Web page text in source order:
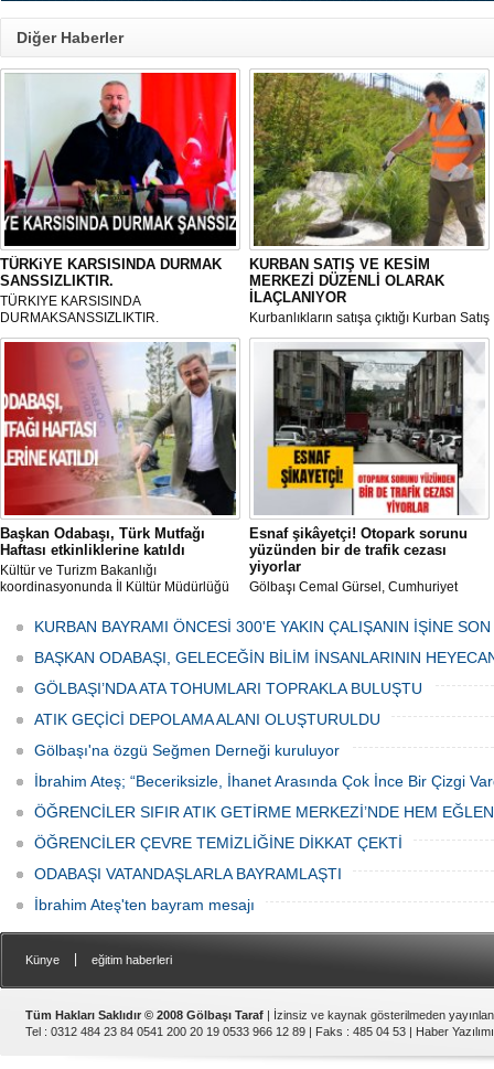
Diğer Haberler
TÜRKiYE KARSISINDA DURMAK
SANSSIZLIKTIR.
TÜRKIYE KARSISINDA
DURMAKSANSSIZLIKTIR.
KURBAN SATIŞ VE KESİM
MERKEZİ DÜZENLİ OLARAK
İLAÇLANIYOR
Kurbanlıkların satışa çıktığı Kurban Satış
ve Kesim Merkezi, haşere ve
mikropların önüne geçilmesi amacıyla
her gün Gölbaşı Belediyesi ekipleri
tarafından düzenli olarak ilaçlanıyor.
Başkan Odabaşı, Türk Mutfağı
Haftası etkinliklerine katıldı
Kültür ve Turizm Bakanlığı
koordinasyonunda İl Kültür Müdürlüğü
Haftası" etkinlikleri Ankara'da devam
ediyor.
Esnaf şikâyetçi! Otopark sorunu
yüzünden bir de trafik cezası
yiyorlar
Gölbaşı Cemal Gürsel, Cumhuriyet
bulunan esnaf ve alışverişe gelen
vatandaşlar park cezaları yüzünden
canından bezdi.
KURBAN BAYRAMI ÖNCESİ 300'E YAKIN ÇALIŞANIN İŞİNE
BAŞKAN ODABAŞI, GELECEĞİN BİLİM İNSANLARININ
GÖLBAŞI’NDA ATA TOHUMLARI TOPRAKLA BULUŞTU
ATIK GEÇİCİ DEPOLAMA ALANI OLUŞTURULDU
Gölbaşı'na özgü Seğmen Derneği kuruluyor
İbrahim Ateş; “Beceriksizle, İhanet Arasında Çok İnce Bir Çizgi
ÖĞRENCİLER SIFIR ATIK GETİRME MERKEZİ’NDE HEM
ÖĞRENCİLER ÇEVRE TEMİZLİĞİNE DİKKAT ÇEKTİ
ODABAŞI VATANDAŞLARLA BAYRAMLAŞTI
İbrahim Ateş'ten bayram mesajı
Künye eğitim haberleri
Tüm Hakları Saklıdır © 2008 Gölbaşı Taraf | İzinsiz ve kaynak gösterilmeden
Tel : 0312 484 23 84 0541 200 20 19 0533 966 12 89 | Faks : 485 04 53 | Haber Yazılımı